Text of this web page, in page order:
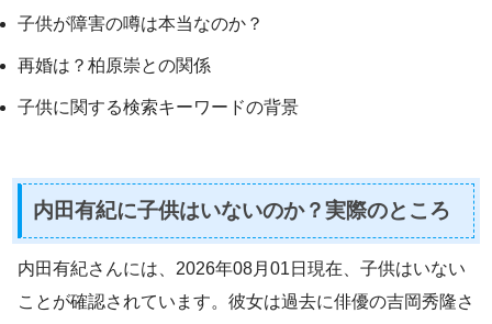
子供が障害の噂は本当なのか？
再婚は？柏原崇との関係
子供に関する検索キーワードの背景
内田有紀に子供はいないのか？実際のところ
内田有紀さんには、2026年08月01日現在、子供はいない
ことが確認されています。彼女は過去に俳優の吉岡秀隆さ